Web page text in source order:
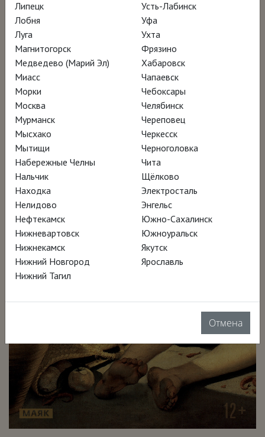
Фестиваль латиноамериканского кино в
Сиэтле– участник программы
Липецк
Лобня
Луга
Магнитогорск
Медведево (Марий Эл)
Миасс
Морки
Москва
Мурманск
Мысхако
Мытищи
Набережные Челны
Нальчик
Находка
Нелидово
Нефтекамск
Нижневартовск
Нижнекамск
Нижний Новгород
Нижний Тагил
Усть-Лабинск
Уфа
Ухта
Фрязино
Хабаровск
Чапаевск
Чебоксары
Челябинск
Череповец
Черкесск
Черноголовка
Чита
Щёлково
Электросталь
Энгельс
Южно-Сахалинск
Южноуральск
Якутск
Ярославль
Отмена